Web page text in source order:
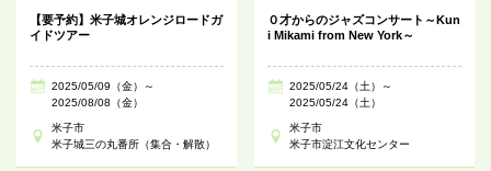
【要予約】米子城オレンジロードガ
イドツアー
2025/05/09（金）～
2025/08/08（金）
米子市
米子城三の丸番所（集合・解散）
０才からのジャズコンサート～Kun
i Mikami from New York～
2025/05/24（土）～
2025/05/24（土）
米子市
米子市淀江文化センター